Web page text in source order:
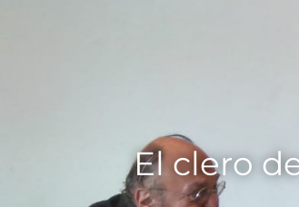
El clero